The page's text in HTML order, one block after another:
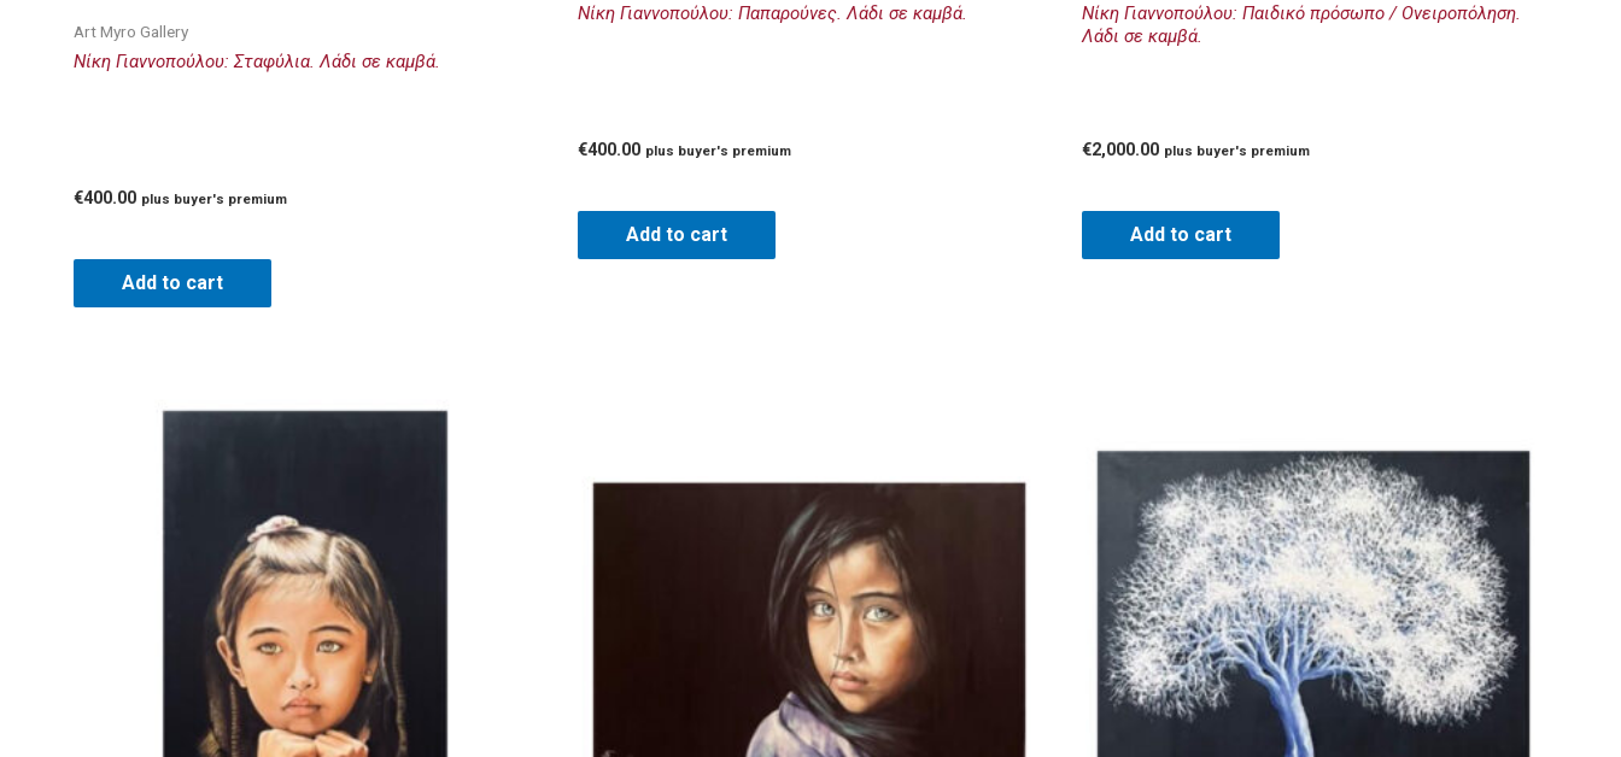
Art Myro Gallery
Νίκη Γιαννοπούλου: Σταφύλια. Λάδι σε καμβά.
€400.00 plus buyer's premium
Add to cart
Νίκη Γιαννοπούλου: Παπαρούνες. Λάδι σε καμβά.
€400.00 plus buyer's premium
Add to cart
Νίκη Γιαννοπούλου: Παιδικό πρόσωπο / Ονειροπόληση.
Λάδι σε καμβά.
€2,000.00 plus buyer's premium
Add to cart